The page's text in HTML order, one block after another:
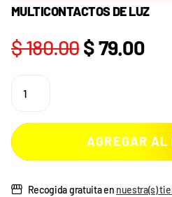
MULTICONTACTOS DE LUZ
$ 180.00$ 79.00
AGREGAR AL
Recogida gratuita en nuestra(s)